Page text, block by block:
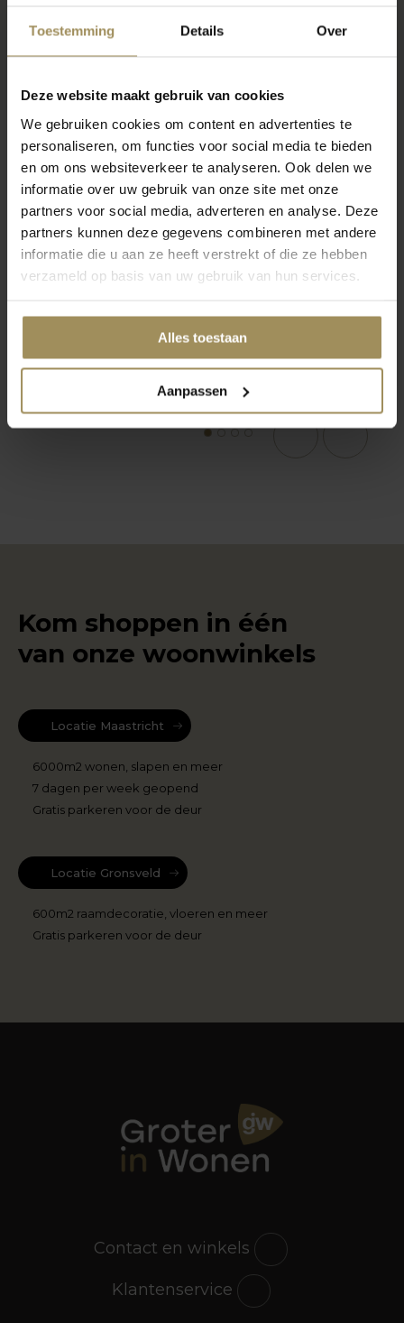
Toestemming Details Over
Deze website maakt gebruik van cookies
We gebruiken cookies om content en advertenties te
personaliseren, om functies voor social media te bieden
en om ons websiteverkeer te analyseren. Ook delen we
informatie over uw gebruik van onze site met onze
partners voor social media, adverteren en analyse. Deze
partners kunnen deze gegevens combineren met andere
informatie die u aan ze heeft verstrekt of die ze hebben
verzameld op basis van uw gebruik van hun services.
Alles toestaan
Aanpassen
Op zoek naar meer inspiratie?
Salontafels
1
Kom shoppen in één
van onze woonwinkels
Locatie Maastricht
6000m2 wonen, slapen en meer
7 dagen per week geopend
Gratis parkeren voor de deur
Locatie Gronsveld
600m2 raamdecoratie, vloeren en meer
Gratis parkeren voor de deur
Contact en winkels
Klantenservice